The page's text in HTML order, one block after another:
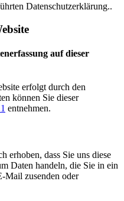
Datenschutzerklärung..
auf dieser
erfolgt durch den
können Sie dieser
entnehmen.
erhoben, dass Sie uns diese
Daten handeln, die Sie in ein
Mail zusenden oder